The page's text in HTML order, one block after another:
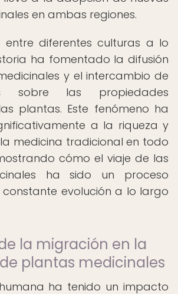
en ambas regiones.
entre diferentes culturas a lo
ha fomentado la difusión
y el intercambio de
sobre las propiedades
plantas. Este fenómeno ha
a la riqueza y
medicina tradicional en todo
cómo el viaje de las
ha sido un proceso
evolución a lo largo
la migración en la
plantas medicinales
ha tenido un impacto